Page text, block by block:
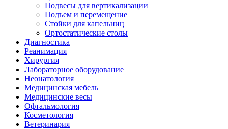
Подвесы для вертикализации
Подъем и перемещение
Стойки для капельниц
Ортостатические столы
Диагностика
Реанимация
Хирургия
Лабораторное оборудование
Неонатология
Медицинская мебель
Медицинские весы
Офтальмология
Косметология
Ветеринария